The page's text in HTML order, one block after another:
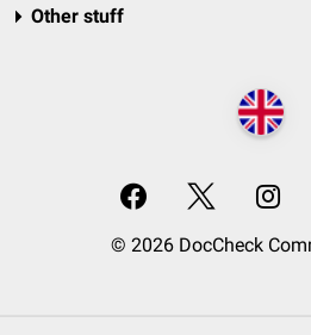
Other stuff
© 2026 DocCheck